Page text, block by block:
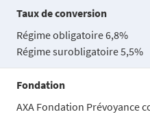
Taux de conversion
Régime obligatoire 6,8%
Régime surobligatoire 5,5%
Fondation
AXA Fondation Prévoyance